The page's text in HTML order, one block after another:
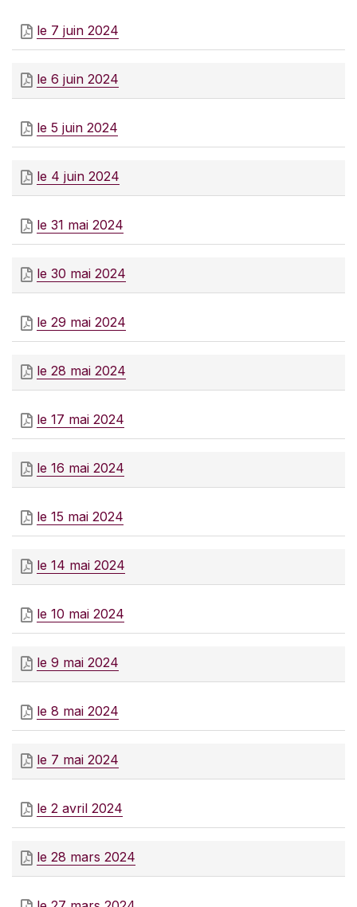
le 7 juin 2024
le 6 juin 2024
le 5 juin 2024
le 4 juin 2024
le 31 mai 2024
le 30 mai 2024
le 29 mai 2024
le 28 mai 2024
le 17 mai 2024
le 16 mai 2024
le 15 mai 2024
le 14 mai 2024
le 10 mai 2024
le 9 mai 2024
le 8 mai 2024
le 7 mai 2024
le 2 avril 2024
le 28 mars 2024